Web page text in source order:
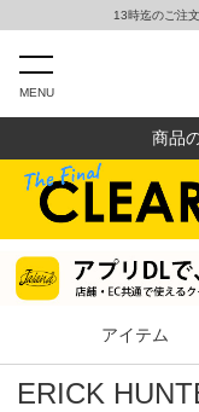
13時迄のご注
MENU
商品
アイテム
ERICK